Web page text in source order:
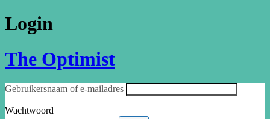
Login
The Optimist
Gebruikersnaam of e-mailadres
Wachtwoord